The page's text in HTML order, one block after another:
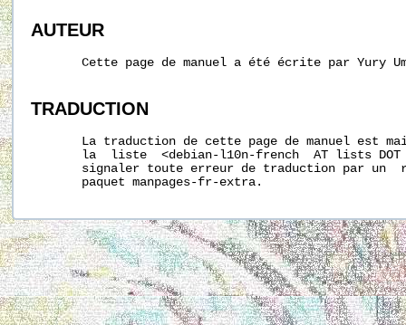
AUTEUR
Cette page de manuel a été écrite par Yury
TRADUCTION
La traduction de cette page de manuel est
la  liste  <debian-l10n-french  AT lists
signaler toute erreur de traduction par un